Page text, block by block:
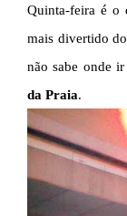
Quinta-feira é o
mais divertido
não sabe onde
da Praia.